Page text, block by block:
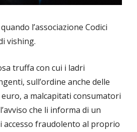
l’associazione Codici
vishing.
truffa con cui i ladri
sull’ordine anche delle
a malcapitati consumatori
che li informa di un
accesso fraudolento al proprio